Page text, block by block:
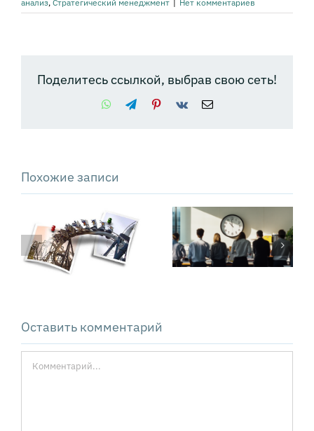
анализ, Стратегический менеджмент | Нет комментариев
Поделитесь ссылкой, выбрав свою сеть!
WhatsApp
TelegramPinterest
Vk Email
Похожие записи
Сколько стоят
операционные
потери
Как управлять
конфликтом,
чтобы он не
Оставить комментарий